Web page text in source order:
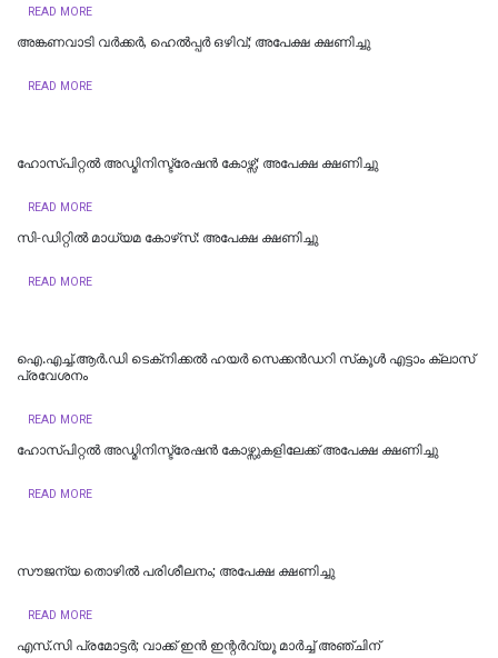
READ MORE
അങ്കണവാടി വര്‍ക്കര്‍, ഹെല്‍പ്പര്‍ ഒഴിവ്; അപേക്ഷ ക്ഷണിച്ചു
READ MORE
ഹോസ്പിറ്റൽ അഡ്മിനിസ്ട്രേഷൻ കോഴ്സ്; അപേക്ഷ ക്ഷണിച്ചു
READ MORE
സി-ഡിറ്റില്‍ മാധ്യമ കോഴ്‌സ്: അപേക്ഷ ക്ഷണിച്ചു
READ MORE
​ഐ.എച്ച്.ആർ.ഡി ടെക്‌നിക്കൽ ഹയർ സെക്കൻഡറി സ്‌കൂൾ എട്ടാം ക്ലാസ്
പ്രവേശനം
READ MORE
ഹോസ്പിറ്റൽ അഡ്മിനിസ്ട്രേഷൻ കോഴ്സുകളിലേക്ക് അപേക്ഷ ക്ഷണിച്ചു
READ MORE
സൗജന്യ തൊഴിൽ പരിശീലനം; അപേക്ഷ ക്ഷണിച്ചു
READ MORE
എസ്.സി പ്രമോട്ടര്‍; വാക്ക് ഇന്‍ ഇന്റര്‍വ്യൂ മാര്‍ച്ച് അഞ്ചിന്